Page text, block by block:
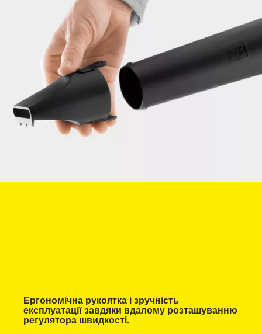
Ергономічна рукоятка і зручність
експлуатації завдяки вдалому розташуванню
регулятора швидкості.